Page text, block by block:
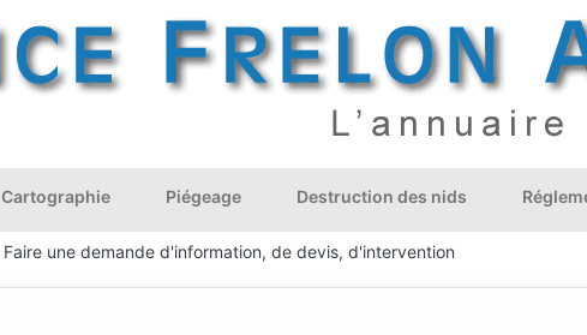
Cartographie Piégeage Destruction des nids
Faire une demande d'information, de devis, d'intervention